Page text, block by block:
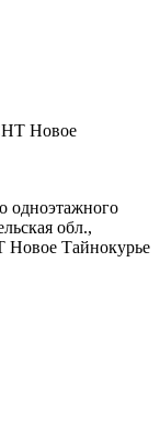
Новое
одноэтажного
обл.,
Тайнокурье